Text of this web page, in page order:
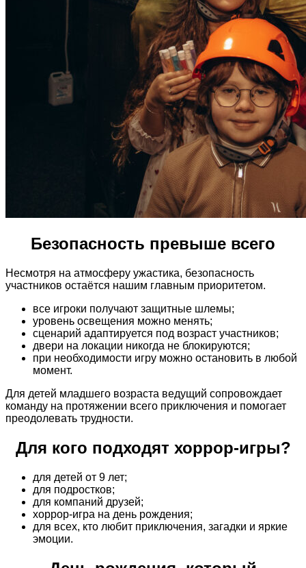
Безопасность превыше всего
Несмотря на атмосферу ужастика, безопасность
участников остаётся нашим главным приоритетом.
все игроки получают защитные шлемы;
уровень освещения можно менять;
сценарий адаптируется под возраст участников;
двери на локации никогда не блокируются;
при необходимости игру можно остановить в любой
момент.
Для детей младшего возраста ведущий сопровождает
команду на протяжении всего приключения и помогает
преодолевать трудности.
Для кого подходят хоррор-игры?
для детей от 9 лет;
для подростков;
для компаний друзей;
хоррор-игра на день рождения;
для всех, кто любит приключения, загадки и яркие
эмоции.